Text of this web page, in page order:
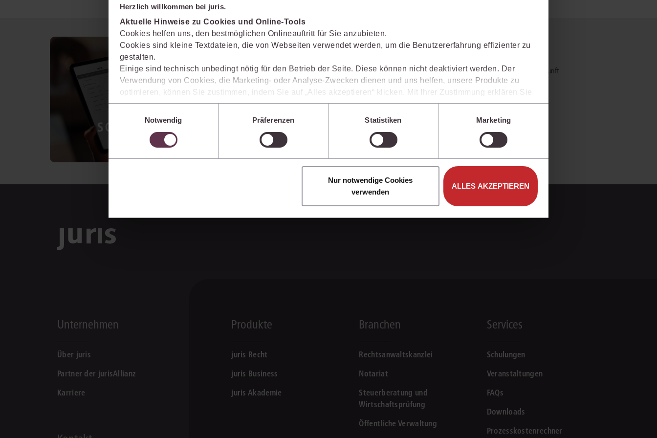
Herzlich willkommen bei juris.
Aktuelle Hinweise zu Cookies und Online-Tools
Cookies helfen uns, den bestmöglichen Onlineauftritt für Sie anzubieten.
Cookies sind kleine Textdateien, die von Webseiten verwendet werden, um die Benutzererfahrung effizienter zu
gestalten.
Einige sind technisch unbedingt nötig für den Betrieb der Seite. Diese können nicht deaktiviert werden. Der
Verwendung von Cookies, die Marketing- oder Analyse-Zwecken dienen und uns helfen, unsere Produkte zu
optimieren, können Sie zustimmen, indem Sie auf „Alles akzeptieren“ klicken. Mit Ihrer Zustimmung erklären Sie
sich auch damit einverstanden, dass die mittels der Cookies erhobenen Daten möglicherweise in Drittländer (z.B.
die USA) übermittelt werden, die ein niedrigeres Datenschutzniveau als die EU aufweisen.
im Cookiebanner sowie in unseren
Hinweisen zum Datenschutz
Notwendig
Präferenzen Statistiken Marketing
Nur notwendige Cookies
verwenden
ALLES AKZEPTIEREN
Kanzleimanagement
Medizinrecht
Sie kennen juris noch nicht?
Erhalten Sie einen Einblick, wie juris das Rechts- und Praxiswissensmanagement der Zukunft
gestaltet, welche Möglichkeiten Ihnen das juris Portal bietet und wie mit juris Ihre
Arbeitsprozesse einfacher und effizienter werden.
Unternehmen
Über juris
Partner der jurisAllianz
Karriere
Produkte
juris Recht
juris Business
juris Akademie
Branchen
Rechtsanwaltskanzlei
Notariat
Steuerberatung und
Wirtschaftsprüfung
Öffentliche Verwaltung
Services
Schulungen
Veranstaltungen
FAQs
Downloads
Prozesskostenrechner